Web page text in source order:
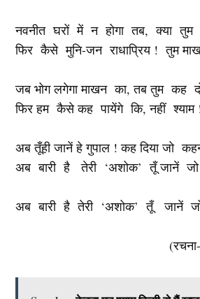
नवनीत घरों में न होगा तब, क्या तुम
फिर कैसे मुनि-जन राधाप्रिय ! तुम
जब भोग लगेगा माखन का, तब तुम कह
फिर हम कैसे कह पायेंगे कि, नहीं
अब तूँही जानें हे गुपाल ! कह दिया जो
अब बारी है तेरी ‘अशोक’ तूँ जानें
अब बारी है तेरी ‘अशोक’ तूँ जानें
(रचना- अशोक